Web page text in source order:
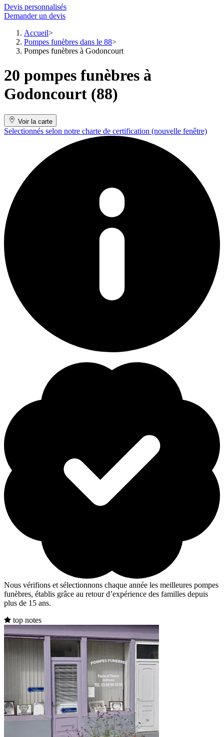
Devis personnalisés
Demander un devis
Accueil
Pompes funèbres dans le 88
Pompes funèbres à Godoncourt
20 pompes funèbres à
Godoncourt (88)
Voir la carte
Selectionnés selon notre charte de certification (nouvelle fenêtre)
Nous vérifions et sélectionnons chaque année les meilleures pompes
funèbres, établis grâce au retour d’expérience des familles depuis
plus de 15 ans.
top notes